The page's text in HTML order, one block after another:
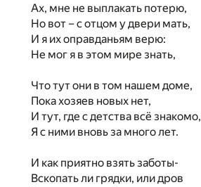
Ах, мне не выплакать потерю,
Но вот – с отцом у двери мать,
И я их оправданьям верю:
Не мог я в этом мире знать,
Что тут они в том нашем доме,
Пока хозяев новых нет,
И тут, где с детства всё знакомо,
Я с ними вновь за много лет.
И как приятно взять заботы-
Вскопать ли грядки, или дров